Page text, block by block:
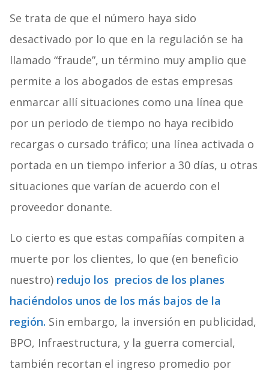
Se trata de que el número haya sido
desactivado por lo que en la regulación se ha
llamado “fraude”, un término muy amplio que
permite a los abogados de estas empresas
enmarcar allí situaciones como una línea que
por un periodo de tiempo no haya recibido
recargas o cursado tráfico; una línea activada o
portada en un tiempo inferior a 30 días, u otras
situaciones que varían de acuerdo con el
proveedor donante.
Lo cierto es que estas compañías compiten a
muerte por los clientes, lo que (en beneficio
nuestro) redujo los precios de los planes
haciéndolos unos de los más bajos de la
región. Sin embargo, la inversión en publicidad,
BPO, Infraestructura, y la guerra comercial,
también recortan el ingreso promedio por